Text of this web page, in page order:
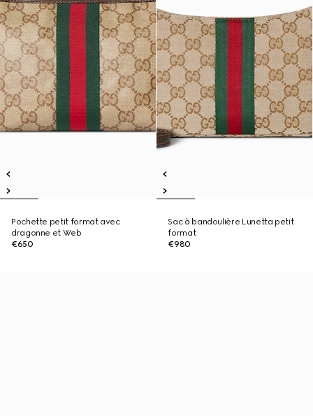
Pochette petit format avec
dragonne et Web
€650
Sac à bandoulière Lunetta petit
format
€980